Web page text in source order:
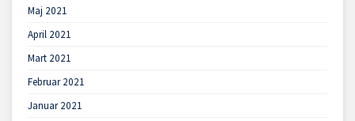
Maj 2021
April 2021
Mart 2021
Februar 2021
Januar 2021